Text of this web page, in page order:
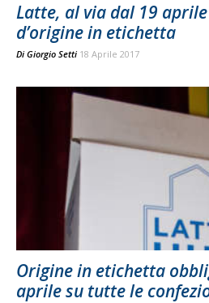
Latte, al via dal 19
d’origine in etichetta
Di Giorgio Setti 18 Aprile 2017
Origine in etichetta
aprile su tutte le